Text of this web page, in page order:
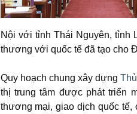
Nội với tỉnh Thái Nguyên, tỉnh
thương với quốc tế đã tạo cho
Quy hoạch chung xây dựng
thị trung tâm được phát triển
thương mại, giao dịch quốc tế,